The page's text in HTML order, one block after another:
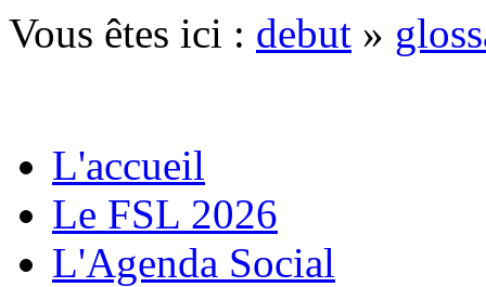
Vous êtes ici : debut »
L'accueil
Le FSL 2026
L'Agenda Social